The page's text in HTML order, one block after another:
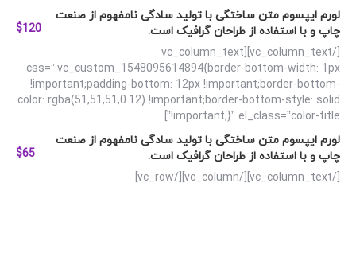
لورم ایپسوم متن ساختگی با تولید سادگی نامفهوم از صنعت
چاپ و با استفاده از طراحان گرافیک است.
$120
[/vc_column_text][vc_column_text
css=”.vc_custom_1548095614894{border-bottom-width: 1px
!important;padding-bottom: 12px !important;border-bottom-
color: rgba(51,51,51,0.12) !important;border-bottom-style: solid
!important;}” el_class=”color-title”]
لورم ایپسوم متن ساختگی با تولید سادگی نامفهوم از صنعت
چاپ و با استفاده از طراحان گرافیک است.
$65
[/vc_column_text][/vc_column][/vc_row]